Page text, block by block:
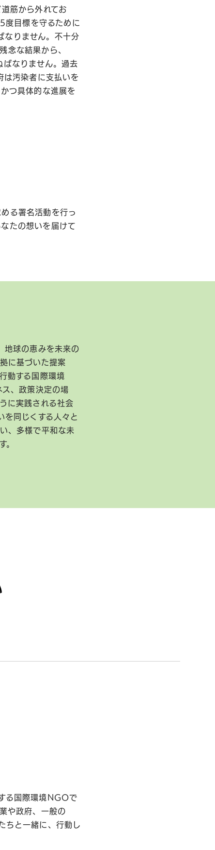
筋から外れてお
度目標を守るために
なりません。不十分
念な結果から、
なりません。過去
汚染者に支払いを
つ具体的な進展を
る署名活動を行っ
たの想いを届けて
地球の恵みを未来の
に基づいた提案
動する国際環境
、政策決定の場
に実践される社会
を同じくする人々と
、多様で平和な未
。
る国際環境NGOで
や政府、一般の
ちと一緒に、行動し